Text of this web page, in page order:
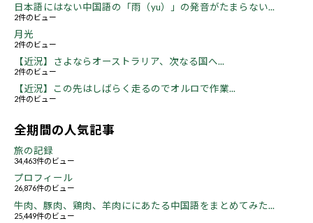
日本語にはない中国語の「雨（yu）」の発音がたまらない...
2件のビュー
月光
2件のビュー
【近況】さよならオーストラリア、次なる国へ...
2件のビュー
【近況】この先はしばらく走るのでオルロで作業...
2件のビュー
全期間の人気記事
旅の記録
34,463件のビュー
プロフィール
26,876件のビュー
牛肉、豚肉、鶏肉、羊肉ににあたる中国語をまとめてみた...
25,449件のビュー